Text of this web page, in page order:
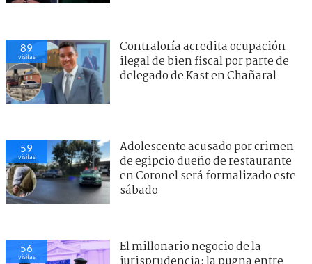
89
visitas
Contraloría acredita ocupación
ilegal de bien fiscal por parte de
delegado de Kast en Chañaral
59
visitas
Adolescente acusado por crimen
de egipcio dueño de restaurante
en Coronel será formalizado este
sábado
56
visitas
El millonario negocio de la